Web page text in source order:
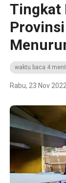
Tingkat
waktu baca 4
Rabu, 23 Nov